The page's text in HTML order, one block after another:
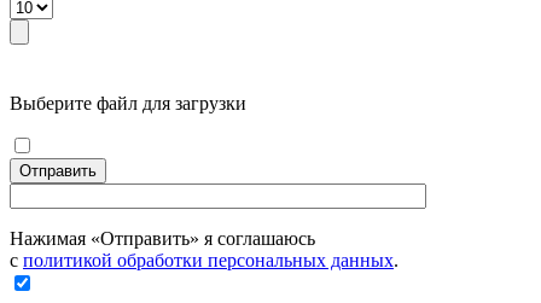
Выберите файл для загрузки
Отправить
Нажимая «Отправить» я соглашаюсь
с политикой обработки персональных данных.